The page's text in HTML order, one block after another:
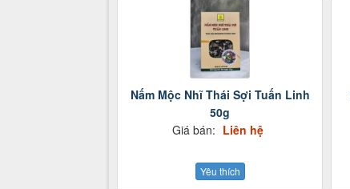
Nấm Mộc Nhĩ Thái Sợi Tuấn Linh
50g
Giá bán: Liên hệ
Yêu thích